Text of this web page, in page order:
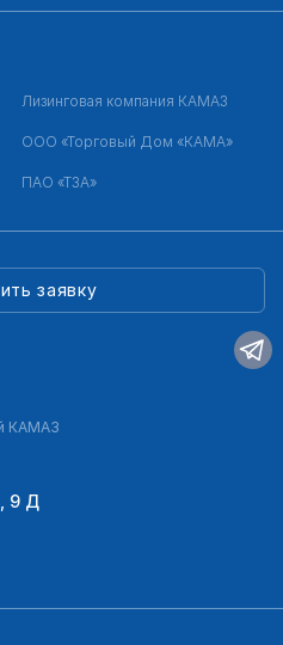
заявку
КАМАЗ
9 Д
Лизинговая компания КАМАЗ
ООО «Торговый Дом «КАМА»
ПАО «ТЗА»